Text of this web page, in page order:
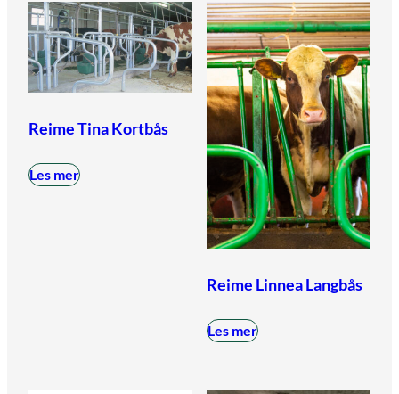
Reime Tina Kortbås
Les mer
Reime Linnea Langbås
Les mer